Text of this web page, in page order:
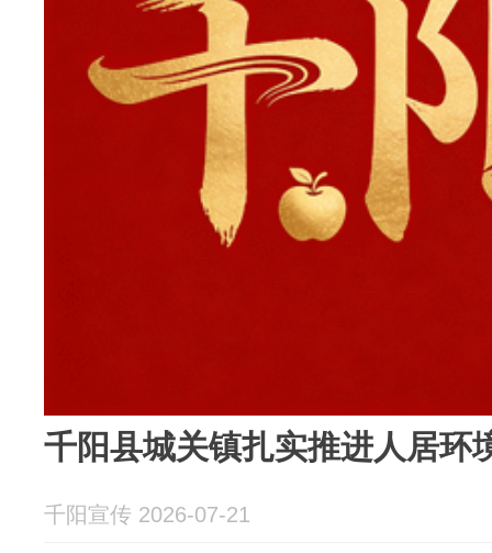
千阳县城关镇扎实推进人居环
千阳宣传 2026-07-21